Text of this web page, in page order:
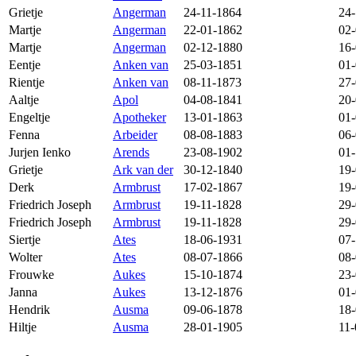
Grietje
Angerman 24-11-1864
Martje
Angerman 22-01-1862
Martje
Angerman 02-12-1880
Eentje
Anken van 25-03-1851
Rientje
Anken van 08-11-1873
Aaltje
Apol 04-08-1841
Engeltje
Apotheker 13-01-1863
Fenna
Arbeider 08-08-1883
Jurjen Ienko
Arends 23-08-1902
Grietje
Ark van der 30-12-1840
Derk
Armbrust 17-02-1867
Friedrich Joseph
Armbrust 19-11-1828
Friedrich Joseph
Armbrust 19-11-1828
Siertje
Ates 18-06-1931
Wolter
Ates 08-07-1866
Frouwke
Aukes 15-10-1874
Janna
Aukes 13-12-1876
Hendrik
Ausma 09-06-1878
Hiltje
Ausma 28-01-1905